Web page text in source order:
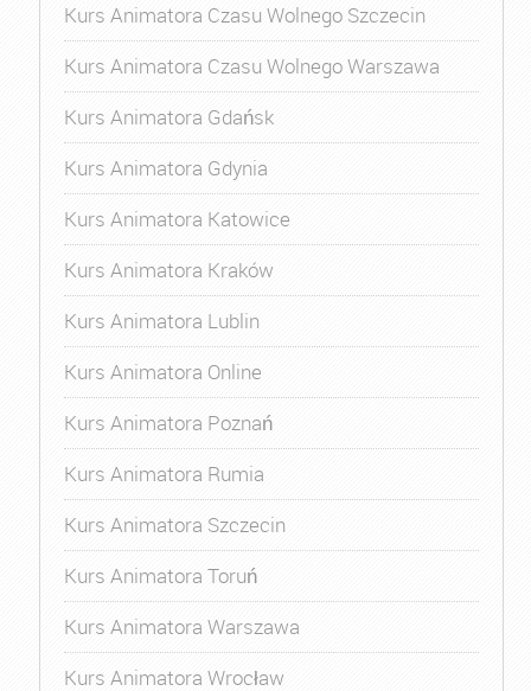
Kurs Animatora Czasu Wolnego Szczecin
Kurs Animatora Czasu Wolnego Warszawa
Kurs Animatora Gdańsk
Kurs Animatora Gdynia
Kurs Animatora Katowice
Kurs Animatora Kraków
Kurs Animatora Lublin
Kurs Animatora Online
Kurs Animatora Poznań
Kurs Animatora Rumia
Kurs Animatora Szczecin
Kurs Animatora Toruń
Kurs Animatora Warszawa
Kurs Animatora Wrocław